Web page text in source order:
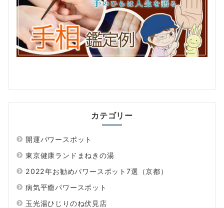
カテゴリー
開運パワースポット
東京健康ランドまねきの湯
2022年お勧めパワースポット7選（京都）
病気平癒パワースポット
玉光湯ひじりのね伏見店